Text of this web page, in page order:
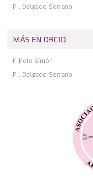
PJ. Delgado Serrano
MÁS EN ORCID
F. Polo Simón
PJ. Delgado Serrano